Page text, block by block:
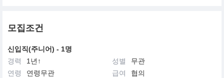
모집조건
신입직(주니어) - 1명
경력
1년↑ 성별
무관
연령
연령무관 급여 협의